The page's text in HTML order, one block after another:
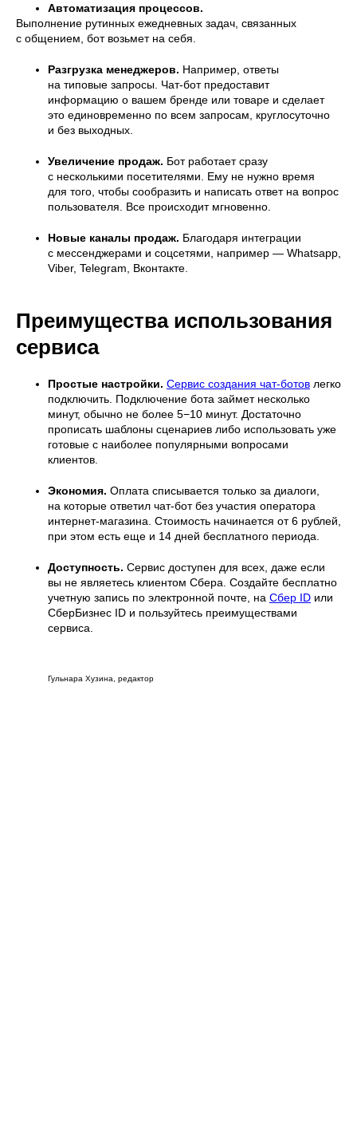
Автоматизация процессов.
Выполнение рутинных ежедневных задач, связанных
с общением, бот возьмет на себя.
Разгрузка менеджеров. Например, ответы
на типовые запросы. Чат-бот предоставит
информацию о вашем бренде или товаре и сделает
это единовременно по всем запросам, круглосуточно
и без выходных.
Увеличение продаж. Бот работает сразу
с несколькими посетителями. Ему не нужно время
для того, чтобы сообразить и написать ответ на вопрос
пользователя. Все происходит мгновенно.
Новые каналы продаж. Благодаря интеграции
с мессенджерами и соцсетями, например — Whatsapp,
Viber, Telegram, Вконтакте.
Преимущества использования
сервиса
Простые настройки. Сервис создания чат-ботов легко
подключить. Подключение бота займет несколько
минут, обычно не более 5−10 минут. Достаточно
прописать шаблоны сценариев либо использовать уже
готовые с наиболее популярными вопросами
клиентов.
Экономия. Оплата списывается только за диалоги,
на которые ответил чат-бот без участия оператора
интернет-магазина. Стоимость начинается от 6 рублей,
при этом есть еще и 14 дней бесплатного периода.
Доступность. Сервис доступен для всех, даже если
вы не являетесь клиентом Сбера. Создайте бесплатно
учетную запись по электронной почте, на Сбер ID или
СберБизнес ID и пользуйтесь преимуществами
сервиса.
Гульнара Хузина, редактор